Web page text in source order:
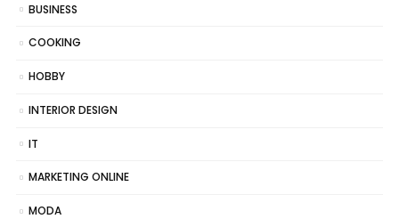
BUSINESS
COOKING
HOBBY
INTERIOR DESIGN
IT
MARKETING ONLINE
MODA